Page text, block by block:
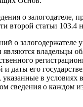
о залогодателе,
второй статьи 103.4
о залогодержателе
являются владельцы
даты его
в условиях
сведения о каждом